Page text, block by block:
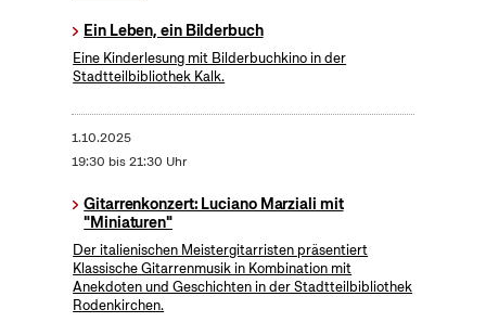
Ein Leben, ein Bilderbuch
Eine Kinderlesung mit Bilderbuchkino in der
Stadtteilbibliothek Kalk.
1.10.2025
19:30 bis 21:30 Uhr
Gitarrenkonzert: Luciano Marziali mit
"Miniaturen"
Der italienischen Meistergitarristen präsentiert
Klassische Gitarrenmusik in Kombination mit
Anekdoten und Geschichten in der Stadtteilbibliothek
Rodenkirchen.